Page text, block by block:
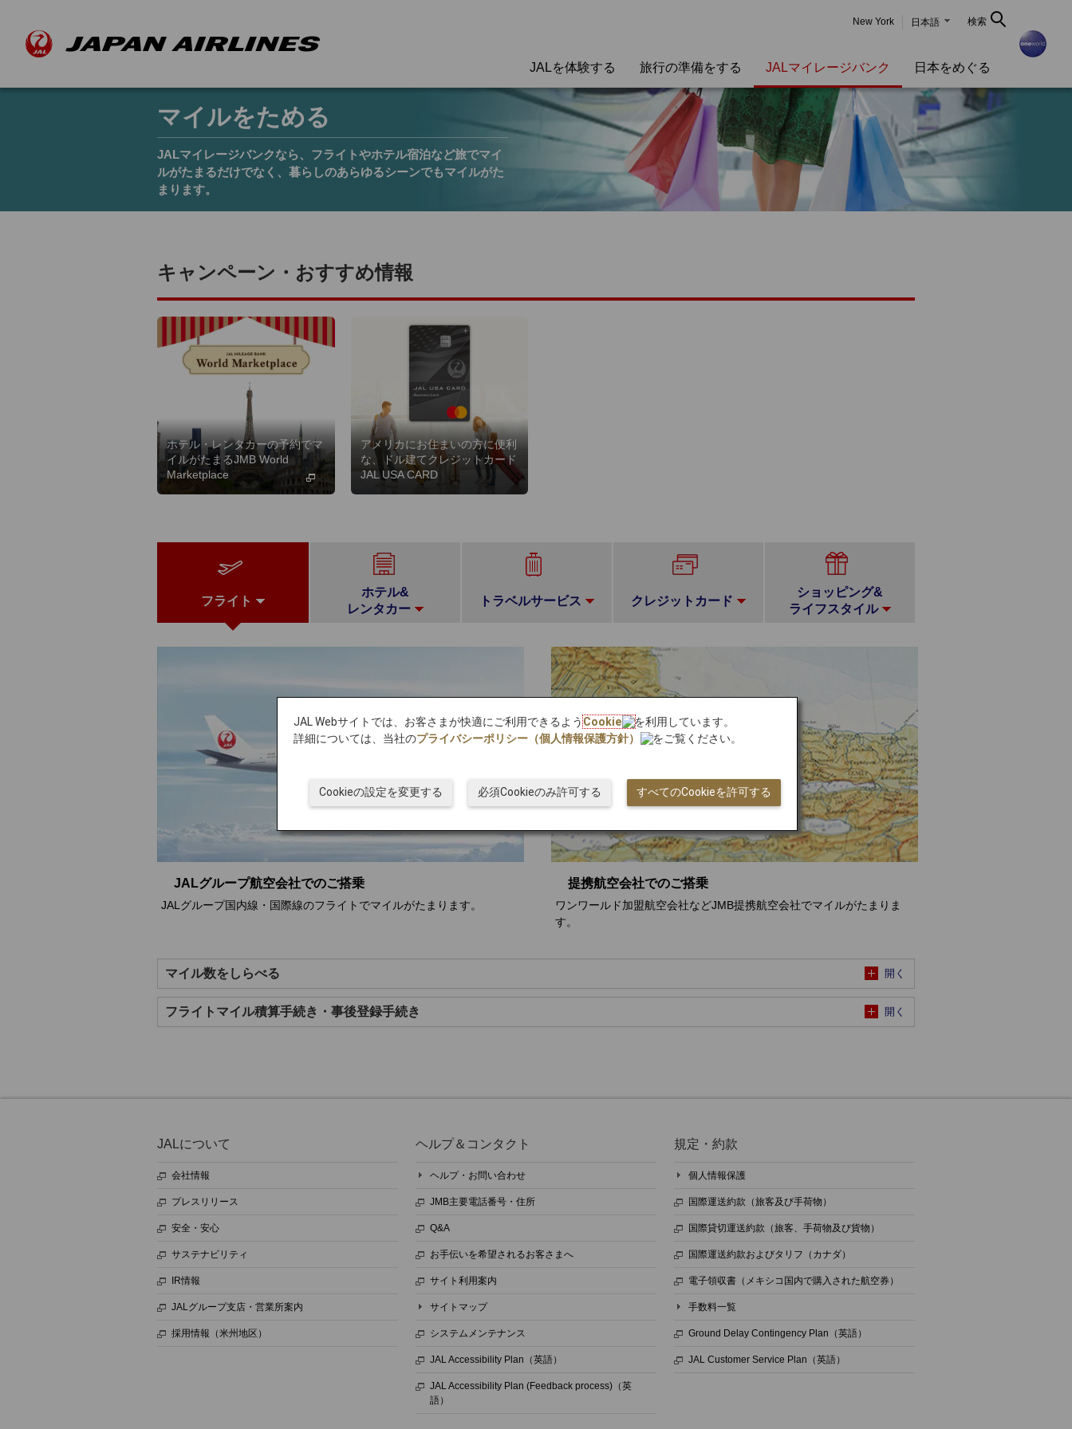
JAL Webサイトでは、お客さまが快適にご利用できるようCookie
を利用しています。
詳細については、当社のプライバシーポリシー（個人情報保護方針） をご覧ください。
すべてのCookieを許可する
必須Cookieのみ許可する
Cookieの設定を変更する
New York 日本語 検索
JALを体験する 旅行の準備をする JALマイレージバンク 日本をめぐる
マイルをためる
JALマイレージバンクなら、フライトやホテル宿泊など旅でマイ
ルがたまるだけでなく、暮らしのあらゆるシーンでもマイルがた
まります。
キャンペーン・おすすめ情報
ホテル・レンタカーの予約でマ
イルがたまるJMB World
Marketplace
アメリカにお住まいの方に便利
な、ドル建てクレジットカード
JAL USA CARD
フライト
ホテル&
レンタカー
トラベルサービス クレジットカード
ショッピング&
ライフスタイル
JALグループ航空会社でのご搭乗
JALグループ国内線・国際線のフライトでマイルがたまります。
提携航空会社でのご搭乗
ワンワールド加盟航空会社などJMB提携航空会社でマイルがたまりま
す。
マイル数をしらべる 開く
フライトマイル積算手続き・事後登録手続き 開く
JALについて
会社情報
プレスリリース
安全・安心
サステナビリティ
IR情報
JALグループ支店・営業所案内
採用情報（米州地区）
ヘルプ＆コンタクト
ヘルプ・お問い合わせ
JMB主要電話番号・住所
Q&A
お手伝いを希望されるお客さまへ
サイト利用案内
サイトマップ
システムメンテナンス
JAL Accessibility Plan（英語）
JAL Accessibility Plan (Feedback process)（英
語）
規定・約款
個人情報保護
国際運送約款（旅客及び手荷物）
国際貸切運送約款（旅客、手荷物及び貨物）
国際運送約款およびタリフ（カナダ）
電子領収書（メキシコ国内で購入された航空券）
手数料一覧
Ground Delay Contingency Plan（英語）
JAL Customer Service Plan（英語）